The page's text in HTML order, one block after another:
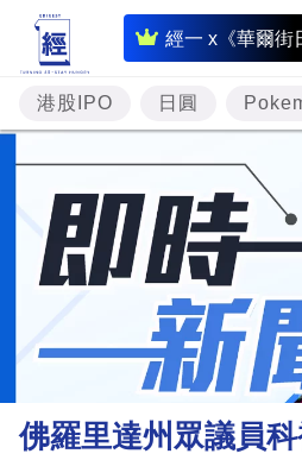
經一 x《華爾街
即
時
財
經
專
題
投
資
樓
市
財
港股IPO 日圓
佛羅里達州眾議員